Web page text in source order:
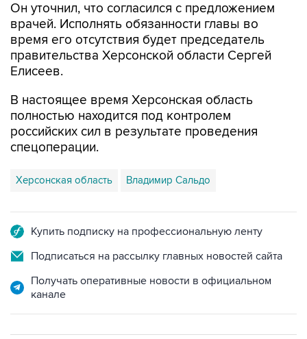
Он уточнил, что согласился с предложением
врачей. Исполнять обязанности главы во
время его отсутствия будет председатель
правительства Херсонской области Сергей
Елисеев.
В настоящее время Херсонская область
полностью находится под контролем
российских сил в результате проведения
спецоперации.
Херсонская область Владимир Сальдо
Купить подписку на профессиональную ленту
Подписаться на рассылку главных новостей сайта
Получать оперативные новости в официальном
канале